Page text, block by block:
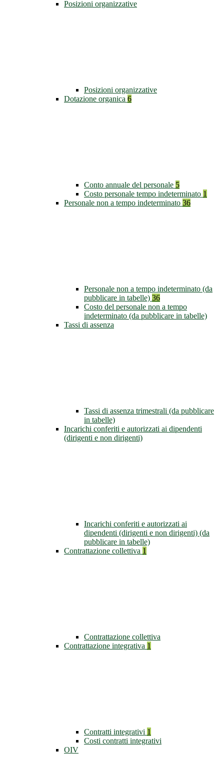
Posizioni organizzative
Posizioni organizzative
Dotazione organica 6
Conto annuale del personale 5
Costo personale tempo indeterminato 1
Personale non a tempo indeterminato 36
Personale non a tempo indeterminato (da
pubblicare in tabelle) 36
Costo del personale non a tempo
indeterminato (da pubblicare in tabelle)
Tassi di assenza
Tassi di assenza trimestrali (da pubblicare
in tabelle)
Incarichi conferiti e autorizzati ai dipendenti
(dirigenti e non dirigenti)
Incarichi conferiti e autorizzati ai
dipendenti (dirigenti e non dirigenti) (da
pubblicare in tabelle)
Contrattazione collettiva 1
Contrattazione collettiva
Contrattazione integrativa 1
Contratti integrativi 1
Costi contratti integrativi
OIV